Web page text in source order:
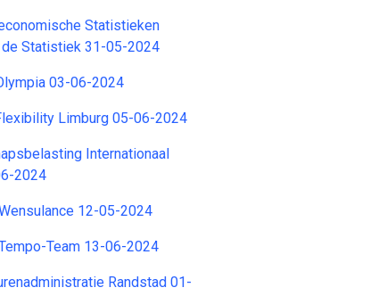
Statistieken
de Statistiek 31-05-2024
03-06-2024
Limburg 05-06-2024
Internationaal
2024
12-05-2024
Team 13-06-2024
Randstad 01-